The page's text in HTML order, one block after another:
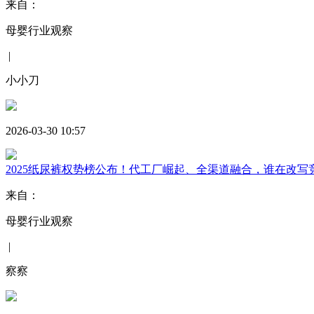
来自：
母婴行业观察
|
小小刀
2026-03-30 10:57
2025纸尿裤权势榜公布！代工厂崛起、全渠道融合，谁在改写
来自：
母婴行业观察
|
察察